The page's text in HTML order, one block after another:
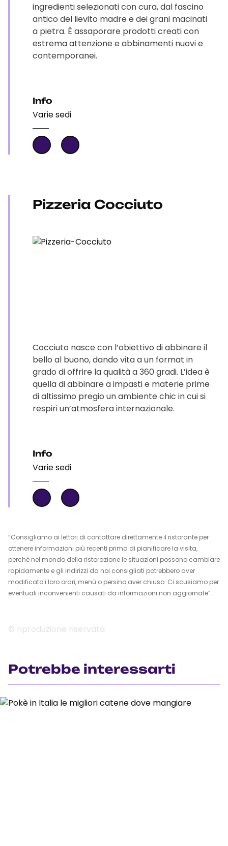
ingredienti selezionati con cura, dal fascino
antico del lievito madre e dei grani macinati
a pietra. È assaporare prodotti creati con
estrema attenzione e abbinamenti nuovi e
contemporanei.
Info
Varie sedi
Pizzeria Cocciuto
Cocciuto nasce con l’obiettivo di abbinare il
bello al buono, dando vita a un format in
grado di offrire la qualità a 360 gradi. L’idea è
quella di abbinare a impasti e materie prime
di altissimo pregio un ambiente chic in cui si
respiri un’atmosfera internazionale.
Info
Varie sedi
“Consigliamo ai lettori di contattare direttamente il ristorante per
ottenere informazioni più recenti prima di pianificare la visita,
perché nel mondo della ristorazione le situazioni possono cambiare
rapidamente e gli indirizzi da noi consigliati potrebbero aver
modificato i loro orari, menù o persino aver chiuso. Ci scusiamo per
eventuali inconvenienti causati da informazioni non aggiornate”.
© riproduzione riservata
Potrebbe interessarti